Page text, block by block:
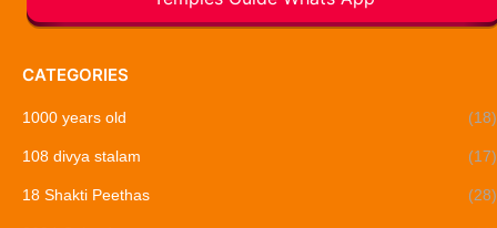
CATEGORIES
1000 years old (18)
108 divya stalam (17)
18 Shakti Peethas (28)